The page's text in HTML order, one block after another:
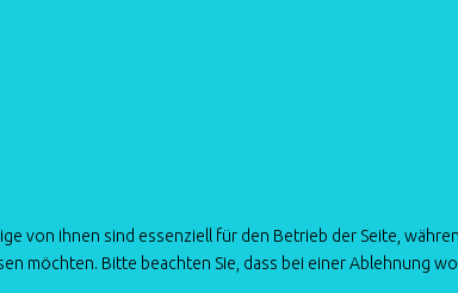
von ihnen sind essenziell für den Betrieb der Seite,
möchten. Bitte beachten Sie, dass bei einer Ablehnung